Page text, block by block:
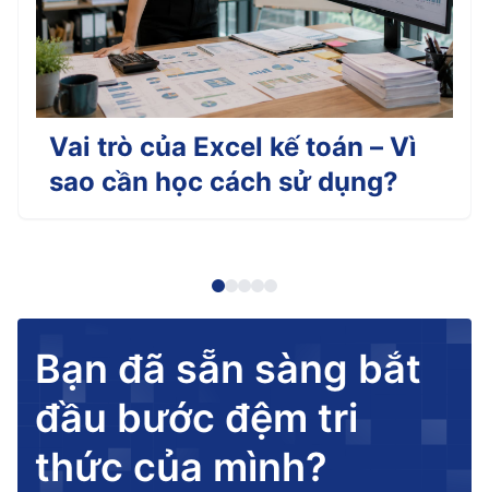
Vai trò của Excel kế toán – Vì
sao cần học cách sử dụng?
Bạn đã sẵn sàng bắt
đầu bước đệm tri
thức của mình?